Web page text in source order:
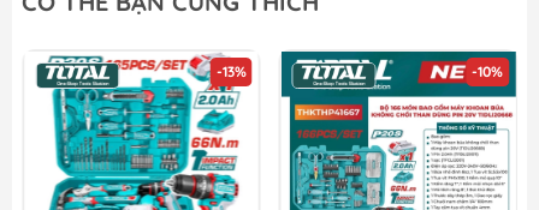
90.250₫
Khay đựng mũi khoan vặn vít bằng nhựa, có đế từ tính...
133.000₫ 140.000₫
-10% -10%